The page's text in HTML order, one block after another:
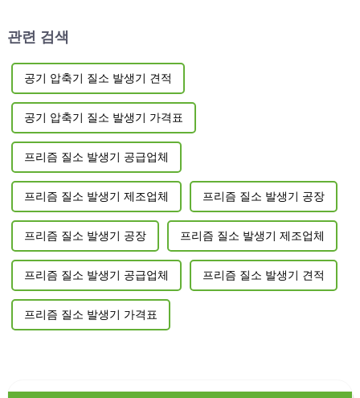
관련 검색
공기 압축기 질소 발생기 견적
공기 압축기 질소 발생기 가격표
프리즘 질소 발생기 공급업체
프리즘 질소 발생기 제조업체 프리즘 질소 발생기 공장
프리즘 질소 발생기 공장 프리즘 질소 발생기 제조업체
프리즘 질소 발생기 공급업체 프리즘 질소 발생기 견적
프리즘 질소 발생기 가격표